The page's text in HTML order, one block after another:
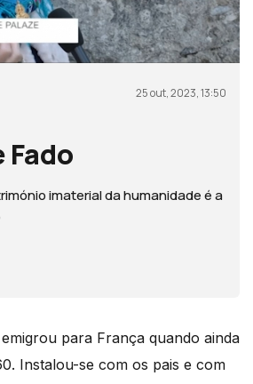
25 out, 2023, 13:50
imaterial da humanidade é a
para França quando ainda
Instalou-se com os pais e com